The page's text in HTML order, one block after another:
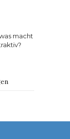
macht